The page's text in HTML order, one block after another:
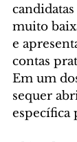
muito
e
contas
Em um
sequer
específica